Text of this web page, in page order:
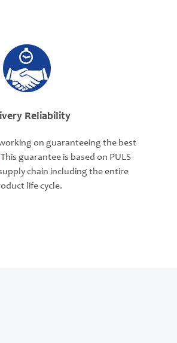
Reliability
on guaranteeing the best
This guarantee is based on PULS
chain including the entire
life cycle.